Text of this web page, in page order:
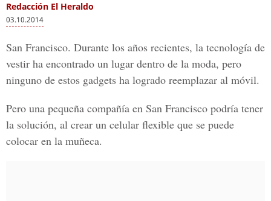
Redacción El Heraldo
03.10.2014
San Francisco. Durante los años recientes, la tecnología de
vestir ha encontrado un lugar dentro de la moda, pero
ninguno de estos gadgets ha logrado reemplazar al móvil.
Pero una pequeña compañía en San Francisco podría tener
la solución, al crear un celular flexible que se puede
colocar en la muñeca.